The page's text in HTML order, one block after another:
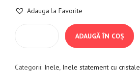
Adauga la Favorite
ADAUGĂ ÎN COȘ
Categorii: Inele, Inele statement cu cristale